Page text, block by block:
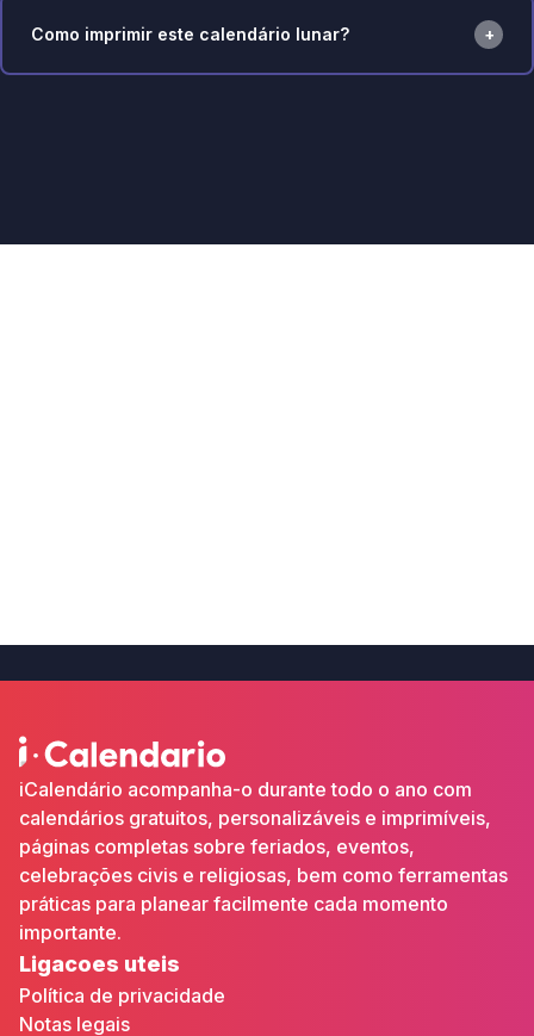
Como imprimir este calendário lunar?
iCalendário acompanha-o durante todo o ano com
calendários gratuitos, personalizáveis e imprimíveis,
páginas completas sobre feriados, eventos,
celebrações civis e religiosas, bem como ferramentas
práticas para planear facilmente cada momento
importante.
Ligacoes uteis
Política de privacidade
Notas legais